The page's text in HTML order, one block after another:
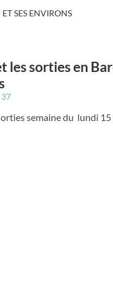
SES ENVIRONS
les sorties en
37
semaine du lundi